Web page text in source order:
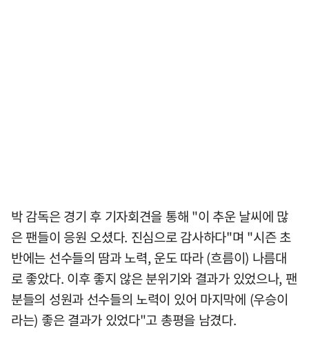
박 감독은 경기 후 기자회견을 통해 "이 추운 날씨에 많
은 팬들이 응원 오셨다. 진심으로 감사하다"며 "시즌 초
반에는 선수들의 땀과 노력, 운도 따라 (흐름이) 나름대
로 좋았다. 이후 좋지 않은 분위기와 결과가 있었으나, 팬
분들의 성원과 선수들의 노력이 있어 마지막에 (우승이
라는) 좋은 결과가 있었다"고 총평을 남겼다.